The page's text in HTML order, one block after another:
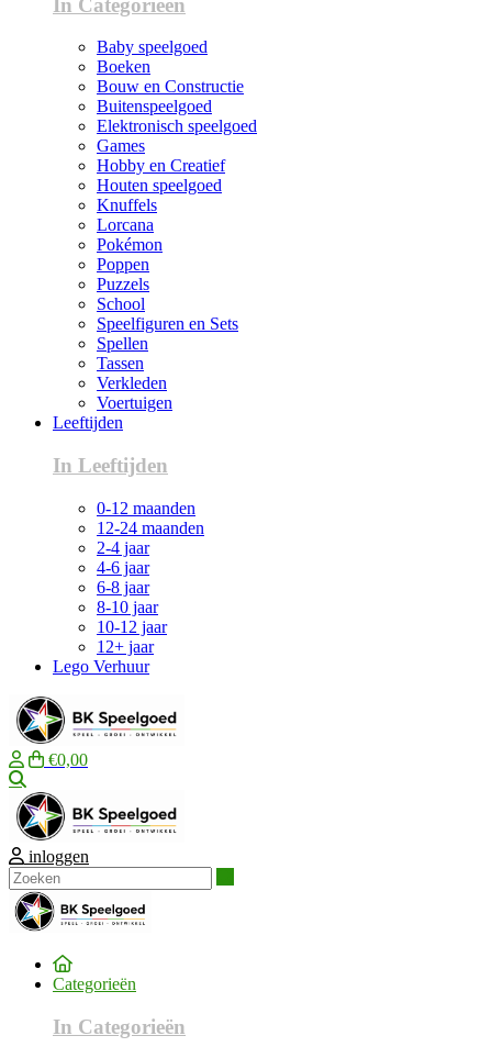
Baby speelgoed
Boeken
Bouw en Constructie
Buitenspeelgoed
Elektronisch speelgoed
Games
Hobby en Creatief
Houten speelgoed
Knuffels
Lorcana
Pokémon
Poppen
Puzzels
School
Speelfiguren en Sets
Spellen
Tassen
Verkleden
Voertuigen
Leeftijden
In Leeftijden
0-12 maanden
12-24 maanden
2-4 jaar
4-6 jaar
6-8 jaar
8-10 jaar
10-12 jaar
12+ jaar
Lego Verhuur
€0,00
inloggen
Categorieën
In Categorieën